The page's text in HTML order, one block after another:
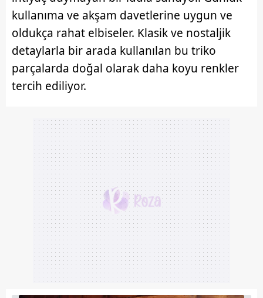
kullanıma ve akşam davetlerine uygun ve
oldukça rahat elbiseler. Klasik ve nostaljik
detaylarla bir arada kullanılan bu triko
parçalarda doğal olarak daha koyu renkler
tercih ediliyor.